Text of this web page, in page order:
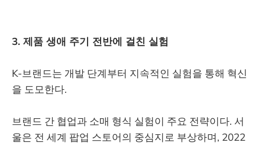
3. 제품 생애 주기 전반에 걸친 실험
K-브랜드는 개발 단계부터 지속적인 실험을 통해 혁신
을 도모한다.
브랜드 간 협업과 소매 형식 실험이 주요 전략이다. 서
울은 전 세계 팝업 스토어의 중심지로 부상하며, 2022